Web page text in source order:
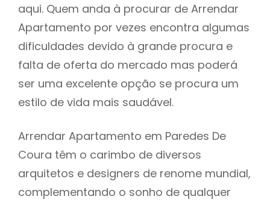
aqui. Quem anda à procurar de Arrendar
Apartamento por vezes encontra algumas
dificuldades devido à grande procura e
falta de oferta do mercado mas poderá
ser uma excelente opção se procura um
estilo de vida mais saudável.
Arrendar Apartamento em Paredes De
Coura têm o carimbo de diversos
arquitetos e designers de renome mundial,
complementando o sonho de qualquer